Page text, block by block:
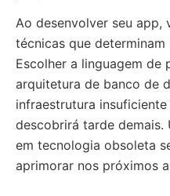
Ao desenvolver seu app,
técnicas que determinam
Escolher a linguagem de
arquitetura de banco de
infraestrutura
descobrirá tarde
em tecnologia obsoleta
aprimorar nos próximos